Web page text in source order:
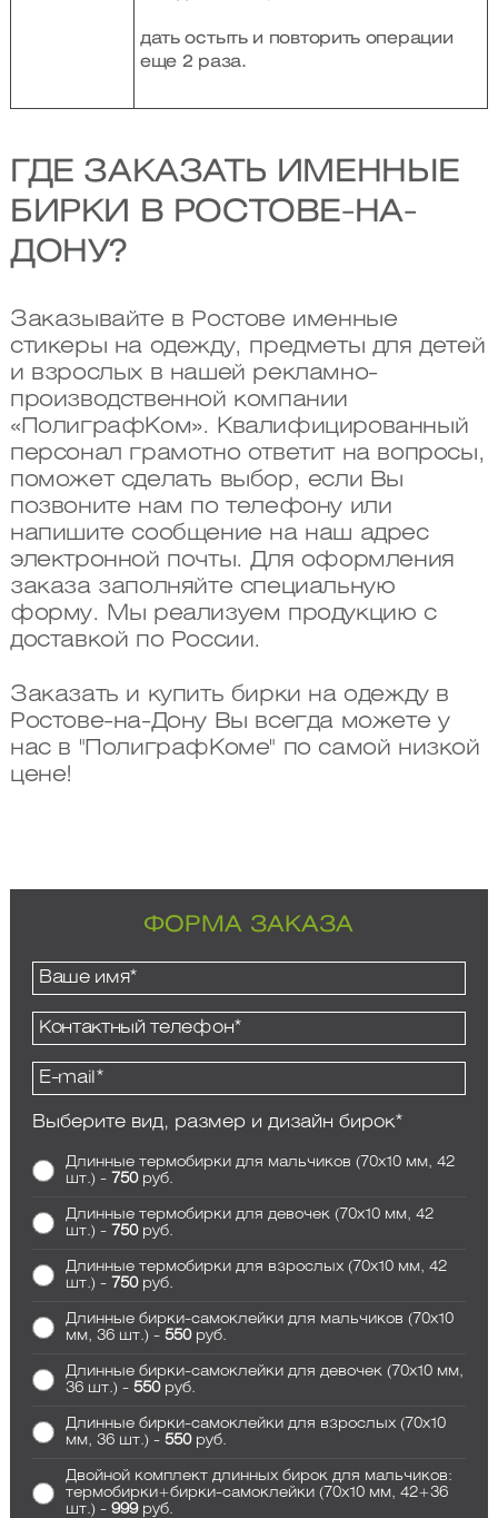
дать остыть и повторить операции
еще 2 раза.
ГДЕ ЗАКАЗАТЬ ИМЕННЫЕ
БИРКИ В РОСТОВЕ-НА-
ДОНУ?
Заказывайте в Ростове именные
стикеры на одежду, предметы для детей
и взрослых в нашей рекламно-
производственной компании
«ПолиграфКом». Квалифицированный
персонал грамотно ответит на вопросы,
поможет сделать выбор, если Вы
позвоните нам по телефону или
напишите сообщение на наш адрес
электронной почты. Для оформления
заказа заполняйте специальную
форму. Мы реализуем продукцию с
доставкой по России.
Заказать и купить бирки на одежду в
Ростове-на-Дону Вы всегда можете у
нас в "ПолиграфКоме" по самой низкой
цене!
ФОРМА ЗАКАЗА
Выберите вид, размер и дизайн бирок*
Длинные термобирки для мальчиков (70x10 мм, 42
шт.) - 750руб.
Длинные термобирки для девочек (70x10 мм, 42
шт.) - 750руб.
Длинные термобирки для взрослых (70x10 мм, 42
шт.) - 750руб.
Длинные бирки-самоклейки для мальчиков (70x10
мм, 36 шт.) - 550руб.
Длинные бирки-самоклейки для девочек (70x10 мм,
36 шт.) - 550руб.
Длинные бирки-самоклейки для взрослых (70x10
мм, 36 шт.) - 550руб.
Двойной комплект длинных бирок для мальчиков:
термобирки+бирки-самоклейки (70x10 мм, 42+36
шт.) - 999руб.